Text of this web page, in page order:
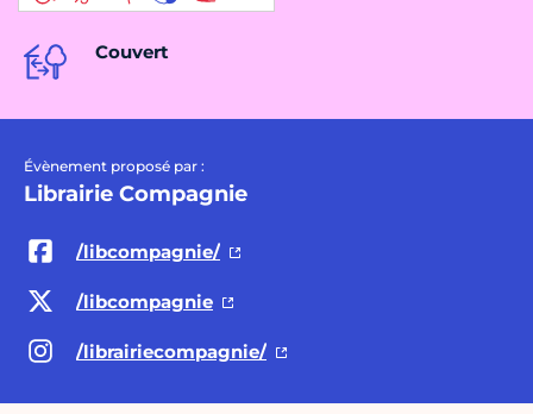
Couvert
Évènement proposé par :
Librairie Compagnie
/libcompagnie/
/libcompagnie
/librairiecompagnie/